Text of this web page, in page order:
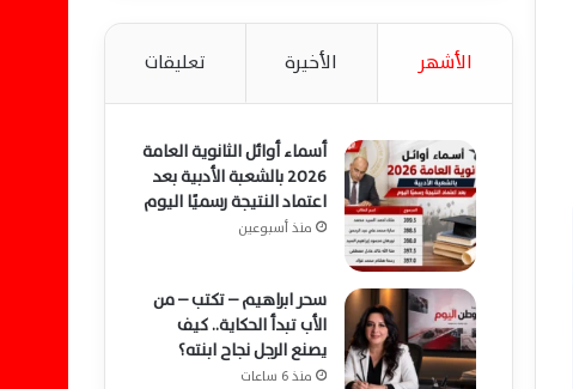
الأشهر الأخيرة تعليقات
أسماء أوائل الثانوية العامة
2026 بالشعبة الأدبية بعد
اعتماد النتيجة رسميًا اليوم
منذ أسبوعين
سحر ابراهيم – تكتب – من
الأب تبدأ الحكاية.. كيف
يصنع الرجل نجاح ابنته؟
منذ 6 ساعات